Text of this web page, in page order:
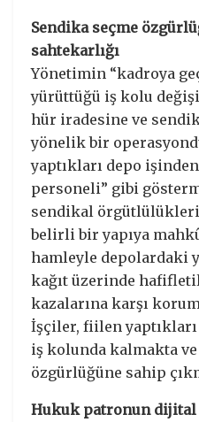
​Sendika seçme
sahtekarlığı
​Yönetimin “kadroya
yürüttüğü iş kolu
hür iradesine ve
yönelik bir
yaptıkları depo
personeli” gibi
sendikal
belirli bir yapıya
hamleyle depolardaki
kağıt üzerinde
kazalarına karşı
İşçiler, fiilen yaptıkları
iş kolunda kalmakta
özgürlüğüne sahip
Hukuk patronun dijital